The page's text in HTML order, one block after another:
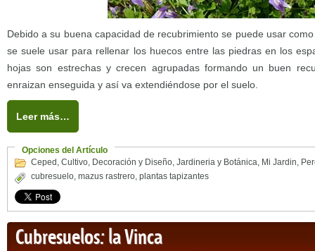
Debido a su buena capacidad de recubrimiento se puede usar
se suele usar para rellenar los huecos entre las piedras en los
hojas son estrechas y crecen agrupadas formando un buen
enraizan enseguida y así va extendiéndose por el suelo.
Leer más…
Opciones del Artículo
Ceped , Cultivo, Decoración y Diseño, Jardineria y Botánica, Mi Jardin,
cubresuelo, mazus rastrero, plantas tapizantes
Cubresuelos: la Vinca